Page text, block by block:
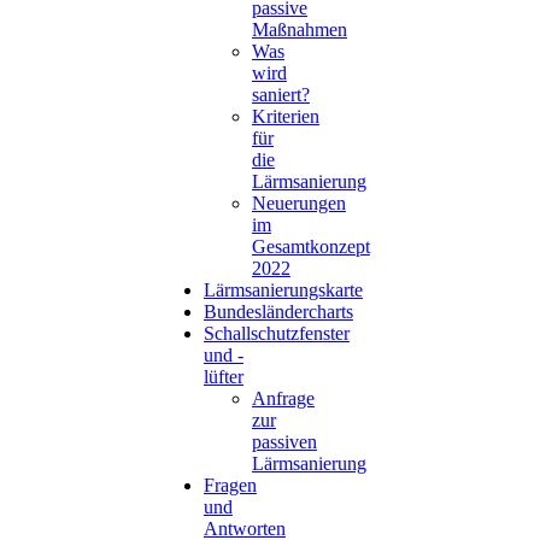
passive
Maßnahmen
Was
wird
saniert?
Kriterien
für
die
Lärmsanierung
Neuerungen
im
Gesamtkonzept
2022
Lärmsanierungskarte
Bundesländercharts
Schallschutzfenster
und -
lüfter
Anfrage
zur
passiven
Lärmsanierung
Fragen
und
Antworten